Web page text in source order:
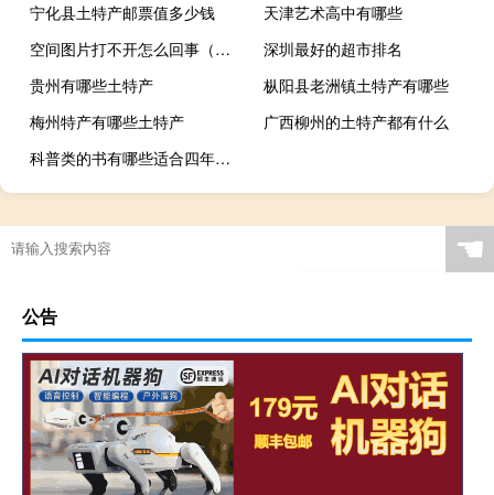
宁化县土特产邮票值多少钱
天津艺术高中有哪些
空间图片打不开怎么回事（空间图片链接）
深圳最好的超市排名
贵州有哪些土特产
枞阳县老洲镇土特产有哪些
梅州特产有哪些土特产
广西柳州的土特产都有什么
科普类的书有哪些适合四年级看（科普类的书有哪些）
☚
公告